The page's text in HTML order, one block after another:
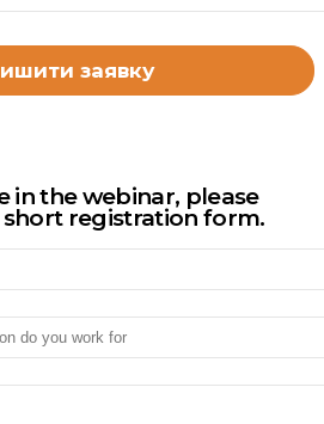
in the webinar, please
registration form.